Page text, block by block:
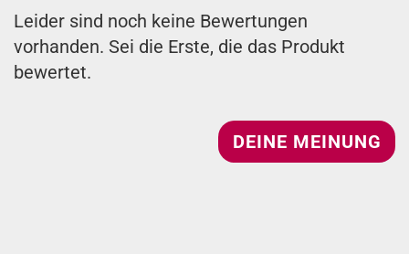
Leider sind noch keine Bewertungen
vorhanden. Sei die Erste, die das Produkt
bewertet.
DEINE MEINUNG